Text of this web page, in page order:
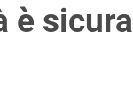
è sicura